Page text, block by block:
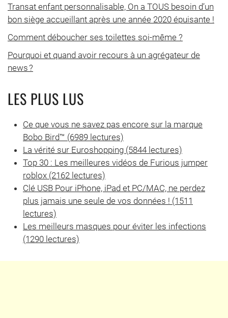
Transat enfant personnalisable, On a TOUS besoin d’un
bon siège accueillant après une année 2020 épuisante !
Comment déboucher ses toilettes soi-même ?
Pourquoi et quand avoir recours à un agrégateur de
news ?
LES PLUS LUS
Ce que vous ne savez pas encore sur la marque
Bobo Bird™ (6989 lectures)
La vérité sur Euroshopping (5844 lectures)
Top 30 : Les meilleures vidéos de Furious jumper
roblox (2162 lectures)
Clé USB Pour iPhone, iPad et PC/MAC, ne perdez
plus jamais une seule de vos données ! (1511
lectures)
Les meilleurs masques pour éviter les infections
(1290 lectures)